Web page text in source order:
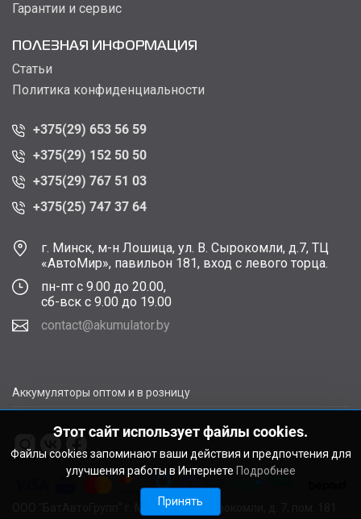
Гарантии и сервис
ПОЛЕЗНАЯ ИНФОРМАЦИЯ
Статьи
Политика конфиденциальности
+375(29) 653 56 59
+375(29) 152 50 50
+375(29) 767 51 03
+375(25) 747 37 64
г. Минск, м-н Лошица, ул. В. Сырокомли, д.7, ТЦ
«АвтоМир», павильон 181, вход с левого торца.
пн-пт с 9.00 до 20.00,
сб-вск с 9.00 до 19.00
contact@akumulator.by
Аккумуляторы оптом и в розницу
ООО "БатАвтоГрупп" г. Минск, ул. В. Сырокомли, д. 7, пом. 181
Этот сайт использует файлы cookies.
Файлы cookies запоминают ваши действия и предпочтения для
улучшения работы в Интернете Подробнее
Принять